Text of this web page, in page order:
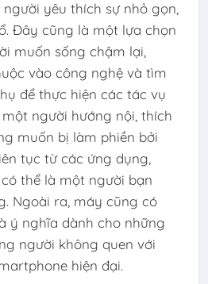
yêu thích sự nhỏ gọn,
Đây cũng là một lựa chọn
muốn sống chậm lại,
vào công nghệ và tìm
để thực hiện các tác vụ
người hướng nội, thích
muốn bị làm phiền bởi
tục từ các ứng dụng,
thể là một người bạn
Ngoài ra, máy cũng có
ý nghĩa dành cho những
người không quen với
hiện đại.